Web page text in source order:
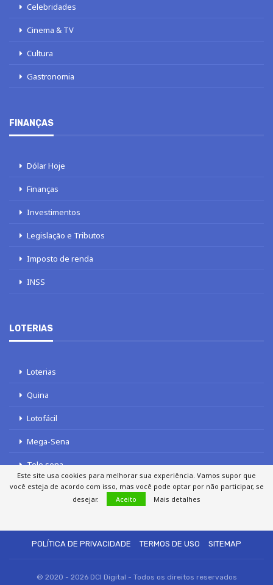
Celebridades
Cinema & TV
Cultura
Gastronomia
FINANÇAS
Dólar Hoje
Finanças
Investimentos
Legislação e Tributos
Imposto de renda
INSS
LOTERIAS
Loterias
Quina
Lotofácil
Mega-Sena
Tele sena
POLÍTICA DE PRIVACIDADE
TERMOS DE USO SITEMAP
© 2020 - 2026 DCI Digital - Todos os direitos reservados
Este site usa cookies para melhorar sua experiência. Vamos supor que
você esteja de acordo com isso, mas você pode optar por não participar, se
desejar.
Aceito Mais detalhes